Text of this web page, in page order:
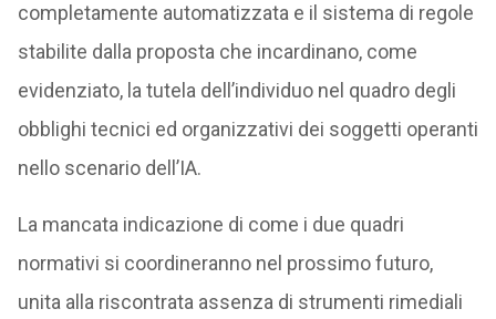
completamente automatizzata e il sistema di regole
stabilite dalla proposta che incardinano, come
evidenziato, la tutela dell’individuo nel quadro degli
obblighi tecnici ed organizzativi dei soggetti operanti
nello scenario dell’IA.
La mancata indicazione di come i due quadri
normativi si coordineranno nel prossimo futuro,
unita alla riscontrata assenza di strumenti rimediali